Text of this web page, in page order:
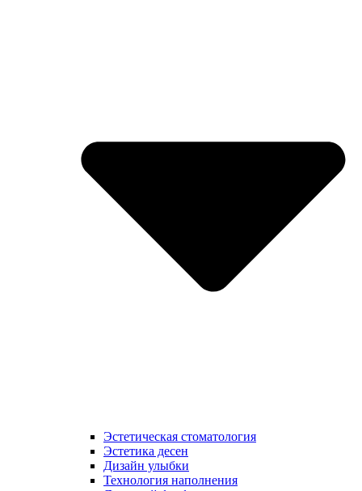
Эстетическая стоматология
Эстетика десен
Дизайн улыбки
Технология наполнения